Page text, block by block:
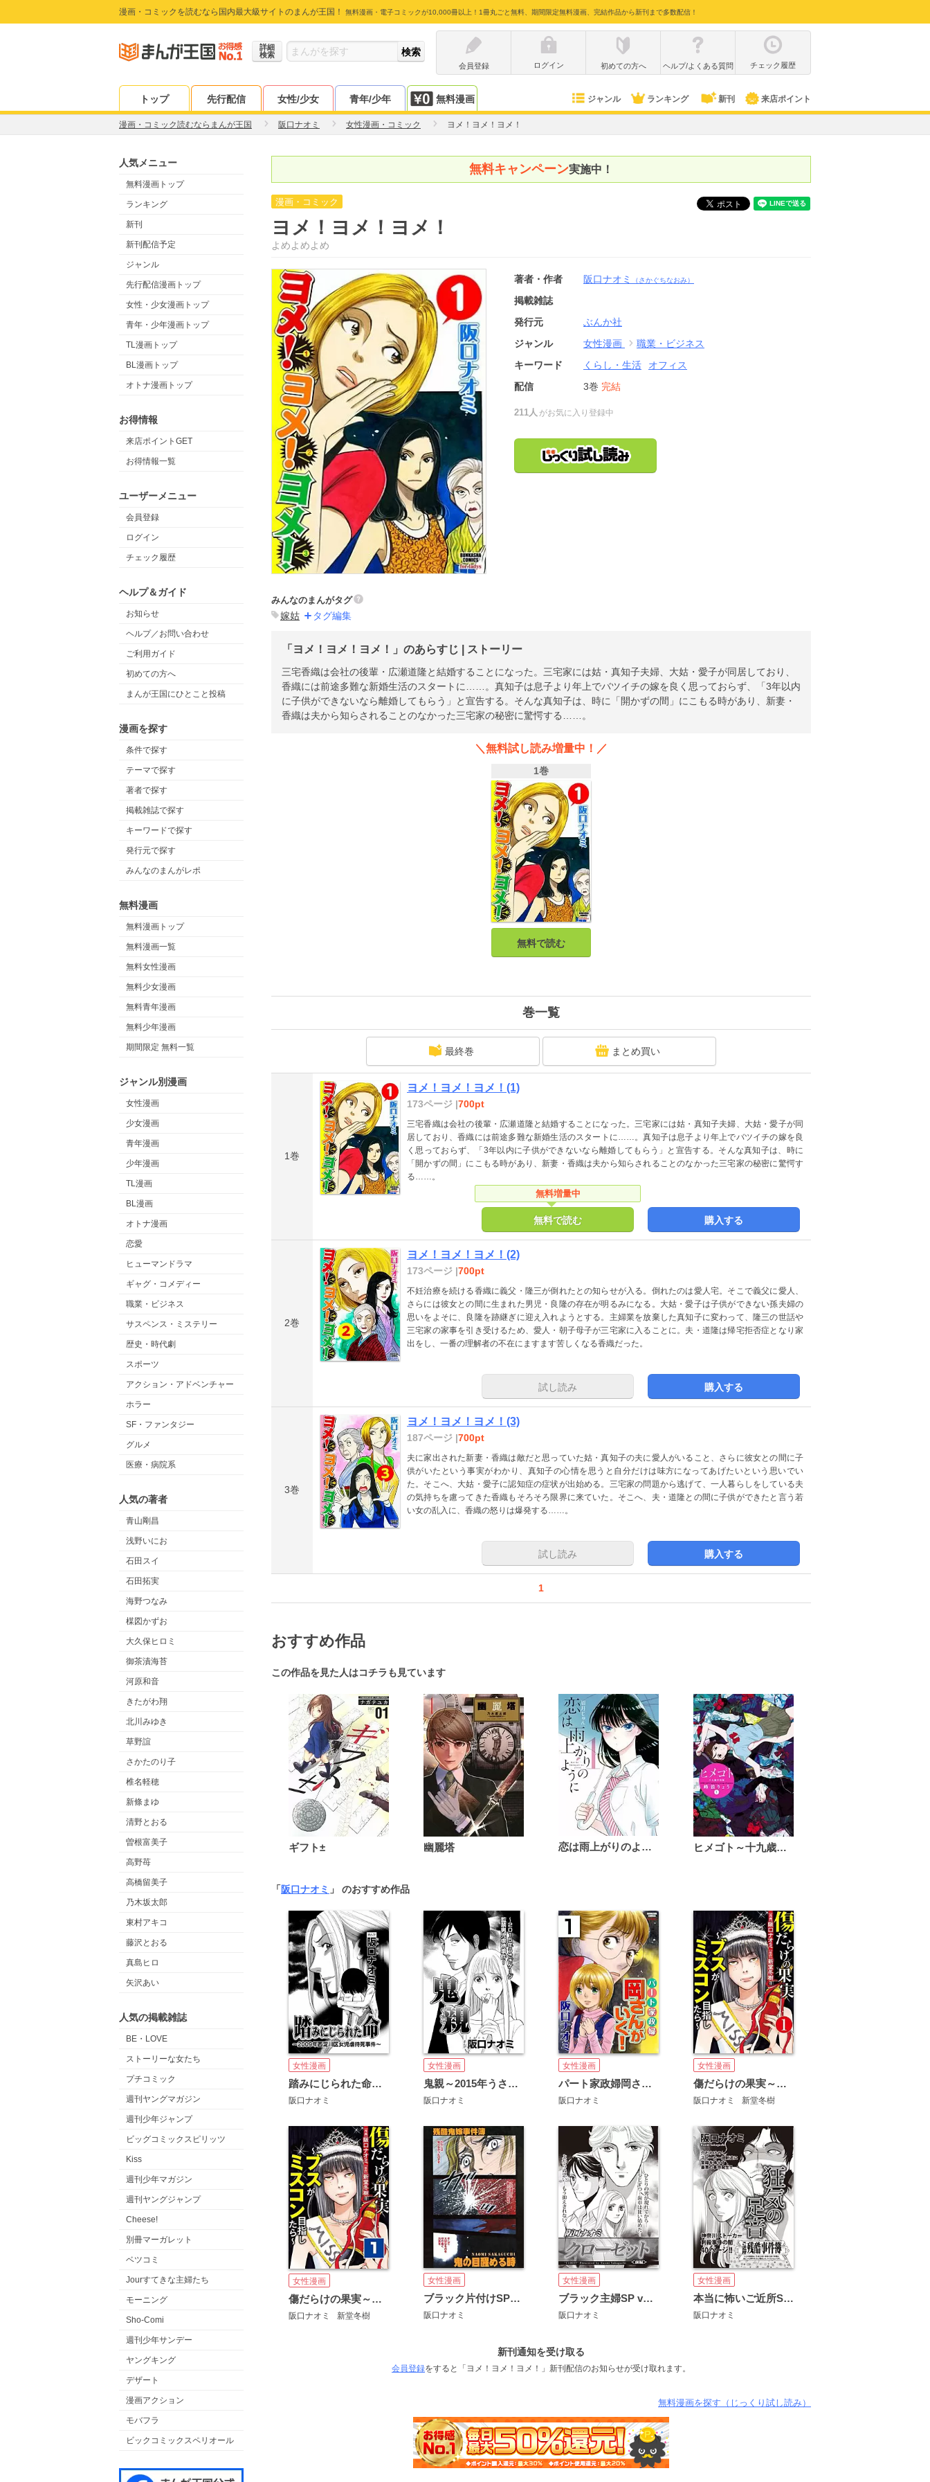
漫画・コミックを読むなら国内最大級サイトのまんが王国！ 無料漫画・電子コミックが10,000冊以上！1冊丸ごと無料、期間限定無料漫画、完結作品から新刊まで多数配信！
詳細
検索
会員登録
ログイン 初めての方へ ヘルプ/よくある質問 チェック履歴
トップ 先行配信 女性/少女 青年/少年 無料漫画 ジャンル ランキング 新刊 来店ポイント
漫画・コミック読むならまんが王国 阪口ナオミ 女性漫画・コミック ヨメ！ヨメ！ヨメ！
人気メニュー
無料漫画トップ
ランキング
新刊
新刊配信予定
ジャンル
先行配信漫画トップ
女性・少女漫画トップ
青年・少年漫画トップ
TL漫画トップ
BL漫画トップ
オトナ漫画トップ
お得情報
来店ポイントGET
お得情報一覧
ユーザーメニュー
会員登録
ログイン
チェック履歴
ヘルプ＆ガイド
お知らせ
ヘルプ／お問い合わせ
ご利用ガイド
初めての方へ
まんが王国にひとこと投稿
漫画を探す
条件で探す
テーマで探す
著者で探す
掲載雑誌で探す
キーワードで探す
発行元で探す
みんなのまんがレポ
無料漫画
無料漫画トップ
無料漫画一覧
無料女性漫画
無料少女漫画
無料青年漫画
無料少年漫画
期間限定 無料一覧
ジャンル別漫画
女性漫画
少女漫画
青年漫画
少年漫画
TL漫画
BL漫画
オトナ漫画
恋愛
ヒューマンドラマ
ギャグ・コメディー
職業・ビジネス
サスペンス・ミステリー
歴史・時代劇
スポーツ
アクション・アドベンチャー
ホラー
SF・ファンタジー
グルメ
医療・病院系
人気の著者
青山剛昌
浅野いにお
石田スイ
石田拓実
海野つなみ
楳図かずお
大久保ヒロミ
御茶漬海苔
河原和音
きたがわ翔
北川みゆき
草野誼
さかたのり子
椎名軽穂
新條まゆ
清野とおる
曽根富美子
高野苺
高橋留美子
乃木坂太郎
東村アキコ
藤沢とおる
真島ヒロ
矢沢あい
人気の掲載雑誌
BE・LOVE
ストーリーな女たち
プチコミック
週刊ヤングマガジン
週刊少年ジャンプ
ビッグコミックスピリッツ
Kiss
週刊少年マガジン
週刊ヤングジャンプ
Cheese!
別冊マーガレット
ベツコミ
Jourすてきな主婦たち
モーニング
Sho-Comi
週刊少年サンデー
ヤングキング
デザート
漫画アクション
モバフラ
ビックコミックスペリオール
無料キャンペーン実施中！
漫画・コミック
ヨメ！ヨメ！ヨメ！
よめよめよめ
著者・作者 阪口ナオミ （さかぐちなおみ）
掲載雑誌
発行元
ぶんか社
ジャンル
女性漫画
職業・ビジネス
キーワード
くらし・生活
オフィス
配信
3巻 完結
211人 がお気に入り登録中
みんなのまんがタグ
嫁姑 タグ編集
「ヨメ！ヨメ！ヨメ！」のあらすじ | ストーリー
三宅香織は会社の後輩・広瀬道隆と結婚することになった。三宅家には姑・真知子夫婦、大姑・愛子が同居しており、
香織には前途多難な新婚生活のスタートに……。真知子は息子より年上でバツイチの嫁を良く思っておらず、「3年以内
に子供ができないなら離婚してもらう」と宣告する。そんな真知子は、時に「開かずの間」にこもる時があり、新妻・
香織は夫から知らされることのなかった三宅家の秘密に驚愕する……。
＼無料試し読み増量中！／
1巻
無料で読む
巻一覧
最終巻 まとめ買い
1巻
ヨメ！ヨメ！ヨメ！(1)
173ページ |700pt
三宅香織は会社の後輩・広瀬道隆と結婚することになった。三宅家には姑・真知子夫婦、大姑・愛子が同
居しており、香織には前途多難な新婚生活のスタートに……。真知子は息子より年上でバツイチの嫁を良
く思っておらず、「3年以内に子供ができないなら離婚してもらう」と宣告する。そんな真知子は、時に
「開かずの間」にこもる時があり、新妻・香織は夫から知らされることのなかった三宅家の秘密に驚愕す
る……。
無料増量中
無料で読む 購入する
2巻
ヨメ！ヨメ！ヨメ！(2)
173ページ |700pt
不妊治療を続ける香織に義父・隆三が倒れたとの知らせが入る。倒れたのは愛人宅。そこで義父に愛人、
さらには彼女との間に生まれた男児・良隆の存在が明るみになる。大姑・愛子は子供ができない孫夫婦の
思いをよそに、良隆を跡継ぎに迎え入れようとする。主婦業を放棄した真知子に変わって、隆三の世話や
三宅家の家事を引き受けるため、愛人・朝子母子が三宅家に入ることに。夫・道隆は帰宅拒否症となり家
出をし、一番の理解者の不在にますます苦しくなる香織だった。
試し読み 購入する
3巻
ヨメ！ヨメ！ヨメ！(3)
187ページ |700pt
夫に家出された新妻・香織は敵だと思っていた姑・真知子の夫に愛人がいること、さらに彼女との間に子
供がいたという事実がわかり、真知子の心情を思うと自分だけは味方になってあげたいという思いでい
た。そこへ、大姑・愛子に認知症の症状が出始める。三宅家の問題から逃げて、一人暮らしをしている夫
の気持ちを慮ってきた香織もそろそろ限界に来ていた。そこへ、夫・道隆との間に子供ができたと言う若
い女の乱入に、香織の怒りは爆発する……。
試し読み 購入する
1
おすすめ作品
この作品を見た人はコチラも見ています
ギフト± 幽麗塔 恋は雨上がりのように ヒメゴト～十九歳の制服～
「阪口ナオミ 」 のおすすめ作品
女性漫画
踏みにじられた命～2009年西淀川区女児虐待死事件～（単話版）
阪口ナオミ
女性漫画
鬼親～2015年うさぎケージ監禁男児虐待事件～（単話版）
阪口ナオミ
女性漫画
パート家政婦岡さんがいく！（分冊版）
阪口ナオミ
女性漫画
傷だらけの果実～ブスがミスコン目指したら～（分冊版）
阪口ナオミ 新堂冬樹
女性漫画
傷だらけの果実～ブスがミスコン目指したら～
阪口ナオミ 新堂冬樹
女性漫画
ブラック片付けSP～鬼の目醒める時～
阪口ナオミ
女性漫画
ブラック主婦SP vol.12～クローゼット～
阪口ナオミ
女性漫画
本当に怖いご近所SP vol.5～狂気の足音～
阪口ナオミ
新刊通知を受け取る
会員登録をすると「ヨメ！ヨメ！ヨメ！」新刊配信のお知らせが受け取れます。
無料漫画を探す（じっくり試し読み）